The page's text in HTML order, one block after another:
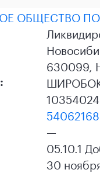
ОБЩЕСТВО
630099,
—
05.10.1
30